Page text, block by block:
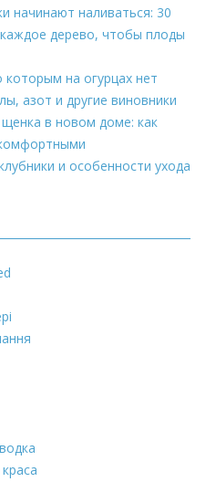
начинают наливаться: 30
дерево, чтобы плоды
которым на огурцах нет
азот и другие виновники
в новом доме: как
и особенности ухода